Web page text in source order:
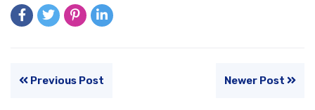
Previous Post Newer Post